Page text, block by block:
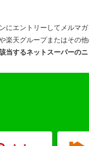
にエントリーしてメルマ
楽天グループまたはその
当するネットスーパーの